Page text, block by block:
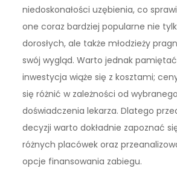
niedoskonałości uzębienia, co
one coraz bardziej popularne nie
dorosłych, ale także młodzieży
swój wygląd. Warto jednak
inwestycja wiąże się z kosztami;
się różnić w zależności od
doświadczenia lekarza. Dlatego
decyzji warto dokładnie zapoznać
różnych placówek oraz
opcje finansowania zabiegu.